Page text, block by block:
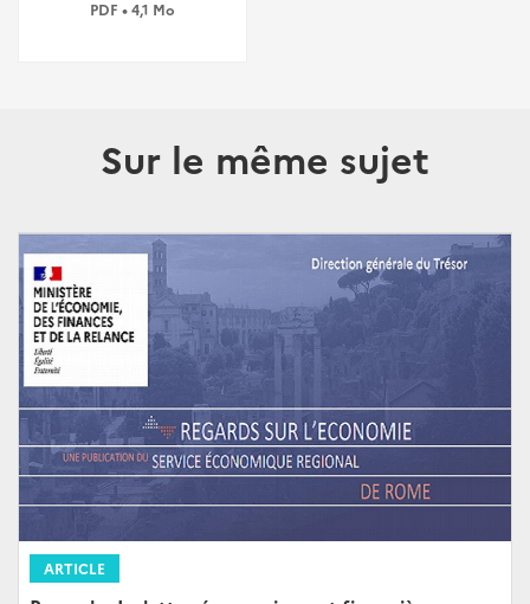
PDF • 4,1 Mo
Sur le même sujet
ARTICLE